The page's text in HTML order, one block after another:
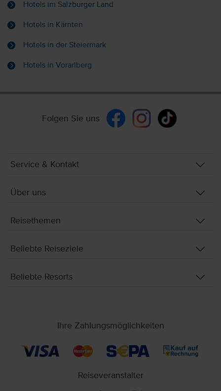
Hotels im Salzburger Land
Hotels in Kärnten
Hotels in der Steiermark
Hotels in Vorarlberg
Folgen Sie uns
Service & Kontakt
Über uns
Reisethemen
Beliebte Reiseziele
Beliebte Resorts
Ihre Zahlungsmöglichkeiten
Reiseveranstalter